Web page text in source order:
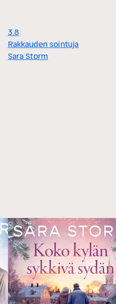
3.8
Rakkauden sointuja
Sara Storm